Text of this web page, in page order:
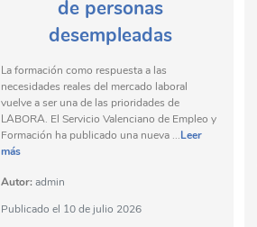
de personas
desempleadas
La formación como respuesta a las
necesidades reales del mercado laboral
vuelve a ser una de las prioridades de
LABORA. El Servicio Valenciano de Empleo y
Formación ha publicado una nueva ...Leer
más
Autor:admin
Publicado el 10 de julio 2026